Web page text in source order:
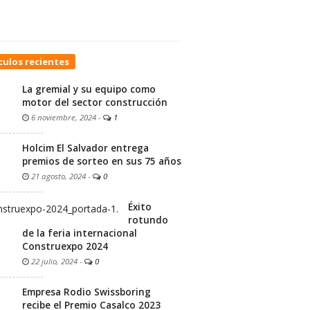
recientes
La gremial y su equipo como
motor del sector construcción
6 noviembre, 2024 - 1
Holcim El Salvador entrega
premios de sorteo en sus 75 años
21 agosto, 2024 - 0
Éxito
rotundo
de la feria internacional
Construexpo 2024
22 julio, 2024 - 0
Empresa Rodio Swissboring
recibe el Premio Casalco 2023